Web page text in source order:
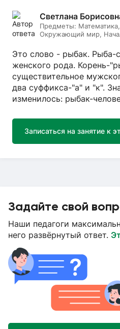
Светлана
Предметы:
Окружающий мир,
Это слово - рыбак. Рыба-
женского рода. Корень-
существительное
два суффикса-"а" и "к".
изменилось: рыбак-
Записаться на занятие к
Задайте свой
Наши педагоги
него развёрнутый ответ.